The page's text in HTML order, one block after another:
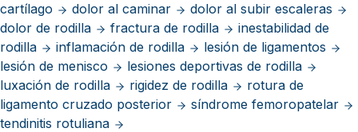
cartílago
dolor al caminar
dolor al subir escaleras
dolor de rodilla
fractura de rodilla
inestabilidad de
rodilla
inflamación de rodilla
lesión de ligamentos
lesión de menisco
lesiones deportivas de rodilla
luxación de rodilla
rigidez de rodilla
rotura de
ligamento cruzado posterior
síndrome femoropatelar
tendinitis rotuliana